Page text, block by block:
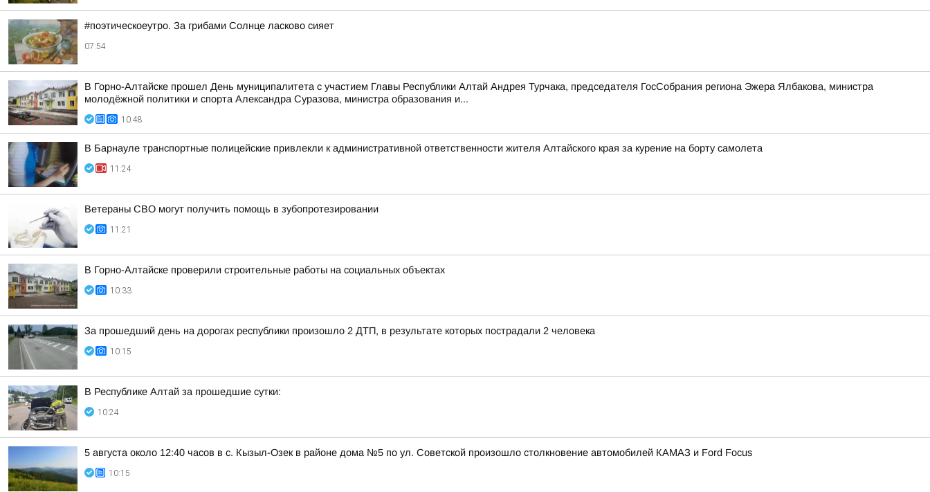
#поэтическоеутро. За грибами Солнце ласково сияет
07:54
В Горно-Алтайске прошел День муниципалитета с участием Главы Республики Алтай Андрея Турчака, председателя ГосСобрания региона Эжера Ялбакова, министра
молодёжной политики и спорта Александра Суразова, министра образования и...
10:48
В Барнауле транспортные полицейские привлекли к административной ответственности жителя Алтайского края за курение на борту самолета
11:24
Ветераны СВО могут получить помощь в зубопротезировании
11:21
В Горно-Алтайске проверили строительные работы на социальных объектах
10:33
За прошедший день на дорогах республики произошло 2 ДТП, в результате которых пострадали 2 человека
10:15
В Республике Алтай за прошедшие сутки:
10:24
5 августа около 12:40 часов в с. Кызыл-Озек в районе дома №5 по ул. Советской произошло столкновение автомобилей КАМАЗ и Ford Focus
10:15